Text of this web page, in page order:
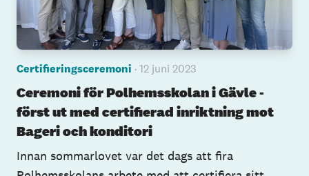
Certifieringsceremoni · 12 juni 2023
Ceremoni för Polhemsskolan i Gävle -
först ut med certifierad inriktning mot
Bageri och konditori
Innan sommarlovet var det dags att fira